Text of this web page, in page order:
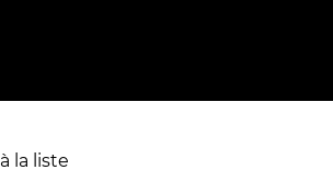
la liste